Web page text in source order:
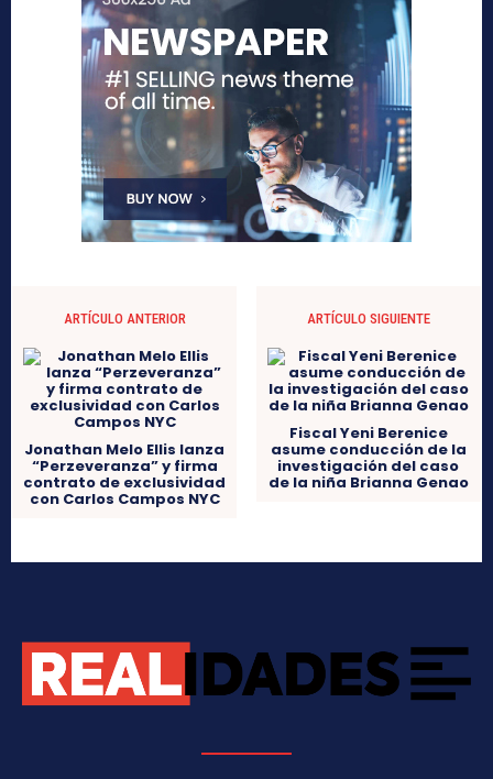
ARTÍCULO ANTERIOR
Jonathan Melo Ellis lanza
“Perzeveranza” y firma
contrato de exclusividad
con Carlos Campos NYC
ARTÍCULO SIGUIENTE
Fiscal Yeni Berenice
asume conducción de la
investigación del caso
de la niña Brianna Genao